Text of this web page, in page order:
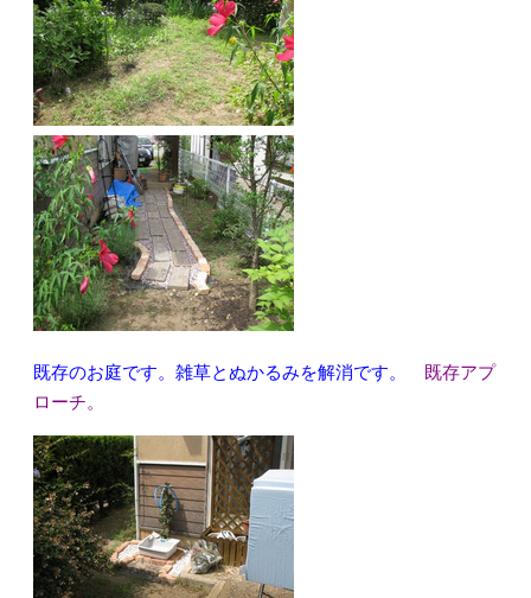
既存のお庭です。雑草とぬかるみを解消です。
既存アプ
ローチ。